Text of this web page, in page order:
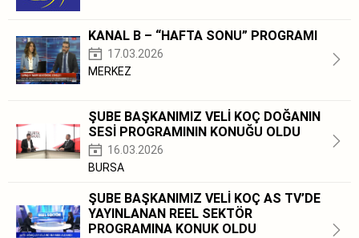
KANAL B – “HAFTA SONU” PROGRAMI
17.03.2026
MERKEZ
ŞUBE BAŞKANIMIZ VELİ KOÇ DOĞANIN
SESİ PROGRAMININ KONUĞU OLDU
16.03.2026
BURSA
ŞUBE BAŞKANIMIZ VELİ KOÇ AS TV’DE
YAYINLANAN REEL SEKTÖR
PROGRAMINA KONUK OLDU